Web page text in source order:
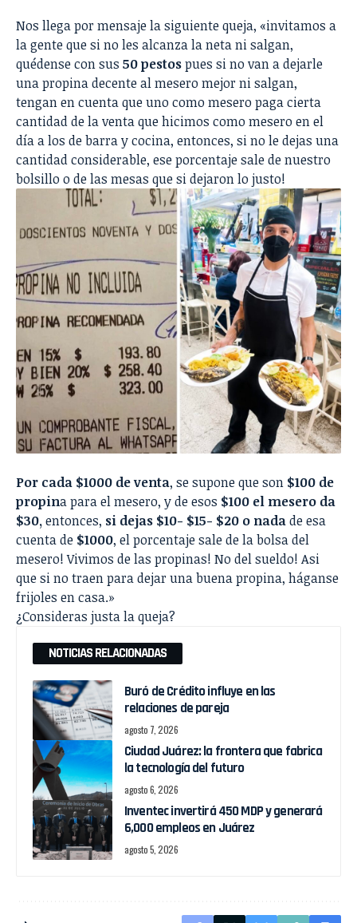
Nos llega por mensaje la siguiente queja, «invitamos a
la gente que si no les alcanza la neta ni salgan,
quédense con sus 50 pestospues si no van a dejarle
una propina decente al mesero mejor ni salgan,
tengan en cuenta que uno como mesero paga cierta
cantidad de la venta que hicimos como mesero en el
día a los de barra y cocina, entonces, si no le dejas una
cantidad considerable, ese porcentaje sale de nuestro
bolsillo o de las mesas que si dejaron lo justo!
Por cada $1000 de venta, se supone que son $100 de
propina para el mesero, y de esos $100 el mesero da
$30,entonces, si dejas $10- $15- $20 o nadade esa
cuenta de $1000, el porcentaje sale de la bolsa del
mesero! Vivimos de las propinas! No del sueldo! Asi
que si no traen para dejar una buena propina, háganse
frijoles en casa.»
¿Consideras justa la queja?
NOTICIAS RELACIONADAS
Buró de Crédito influye en las
relaciones de pareja
agosto 7, 2026
Ciudad Juárez: la frontera que fabrica
la tecnología del futuro
agosto 6, 2026
Inventec invertirá 450 MDP y generará
6,000 empleos en Juárez
agosto 5, 2026